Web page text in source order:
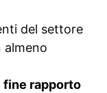
del settore
almeno
fine rapporto